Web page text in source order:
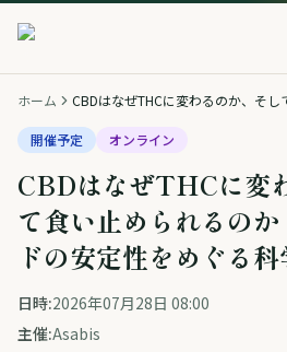
ホーム
開催予定 オンライン
CBDはなぜTHCに変
て食い止められるのか
ドの安定性をめぐる
日時:2026年07月28日 08:00
主催:Asabis